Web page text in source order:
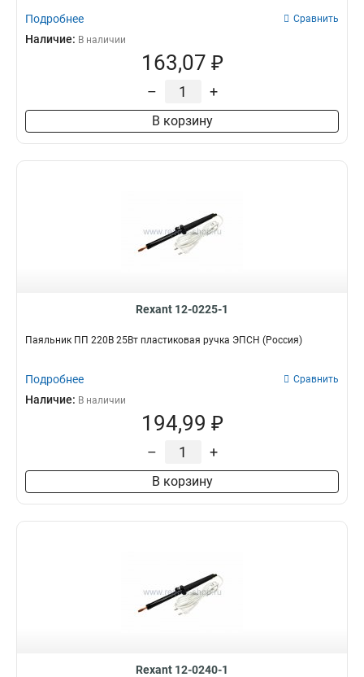
Подробнее Сравнить
Наличие: В наличии
163,07 ₽
– +
В корзину
Rexant 12-0225-1
Паяльник ПП 220В 25Вт пластиковая ручка ЭПСН (Россия)
Подробнее Сравнить
Наличие: В наличии
194,99 ₽
– +
В корзину
Rexant 12-0240-1